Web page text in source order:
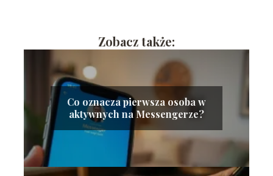
Zobacz także:
Co oznacza pierwsza osoba w
aktywnych na Messengerze?